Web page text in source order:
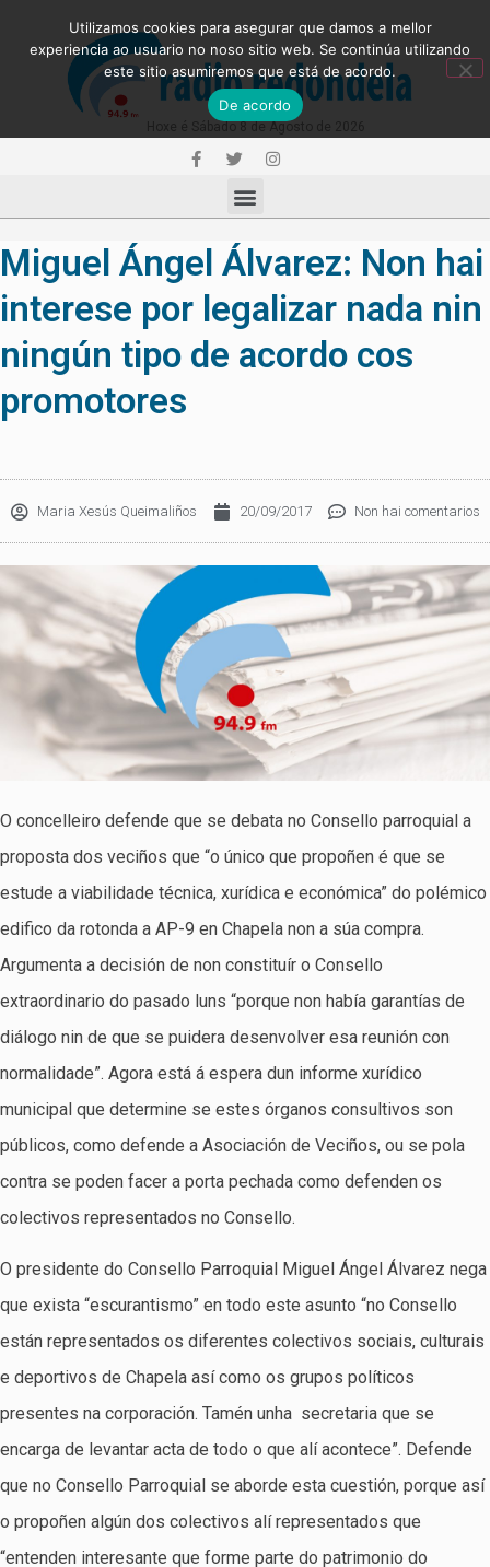
Miguel Ángel Álvarez: Non hai
interese por legalizar nada nin
ningún tipo de acordo cos
promotores
Maria Xesús Queimaliños 20/09/2017 Non hai comentarios
O concelleiro defende que se debata no Consello parroquial a
proposta dos veciños que “o único que propoñen é que se
estude a viabilidade técnica, xurídica e económica” do polémico
edifico da rotonda a AP-9 en Chapela non a súa compra.
Argumenta a decisión de non constituír o Consello
extraordinario do pasado luns “porque non había garantías de
diálogo nin de que se puidera desenvolver esa reunión con
normalidade”. Agora está á espera dun informe xurídico
municipal que determine se estes órganos consultivos son
públicos, como defende a Asociación de Veciños, ou se pola
contra se poden facer a porta pechada como defenden os
colectivos representados no Consello.
O presidente do Consello Parroquial Miguel Ángel Álvarez nega
que exista “escurantismo” en todo este asunto “no Consello
están representados os diferentes colectivos sociais, culturais
e deportivos de Chapela así como os grupos políticos
presentes na corporación. Tamén unha secretaria que se
encarga de levantar acta de todo o que alí acontece”. Defende
que no Consello Parroquial se aborde esta cuestión, porque así
o propoñen algún dos colectivos alí representados que
“entenden interesante que forme parte do patrimonio do
Utilizamos cookies para asegurar que damos a mellor
experiencia ao usuario no noso sitio web. Se continúa utilizando
este sitio asumiremos que está de acordo.
De acordo